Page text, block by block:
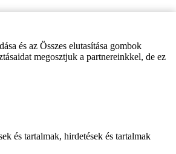
és az Összes elutasítása gombok
megosztjuk a partnereinkkel, de ez
és tartalmak, hirdetések és tartalmak